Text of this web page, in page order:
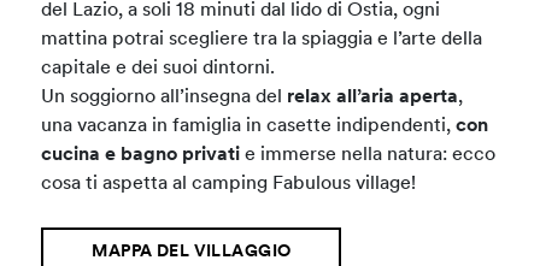
del Lazio, a soli 18 minuti dal lido di Ostia, ogni
mattina potrai scegliere tra la spiaggia e l’arte della
capitale e dei suoi dintorni.
Un soggiorno all’insegna del relax all’aria aperta,
una vacanza in famiglia in casette indipendenti,con
cucina e bagno privati e immerse nella natura: ecco
cosa ti aspetta al camping Fabulous village!
MAPPA DEL VILLAGGIO